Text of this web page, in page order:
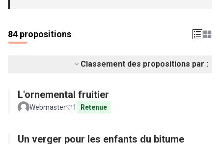
84 propositions
Classement des propositions par :
L'ornemental fruitier
Webmaster 1 Retenue
Un verger pour les enfants du bitume